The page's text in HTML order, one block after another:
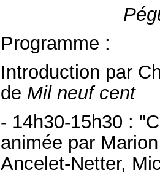
Programme :
Introduction par
de Mil neuf cent
- 14h30-15h30 :
animée par
Ancelet-Netter,